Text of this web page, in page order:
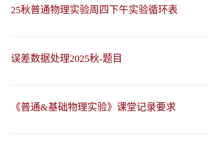
25秋普通物理实验周四下午实验循环表
误差数据处理2025秋-题目
《普通&基础物理实验》课堂记录要求